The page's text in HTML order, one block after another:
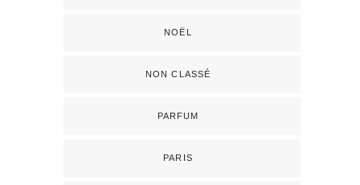
NOËL
NON CLASSÉ
PARFUM
PARIS